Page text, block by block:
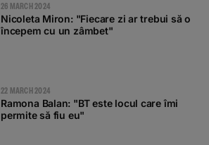
26 MARCH 2024
Nicoleta Miron: "Fiecare zi ar trebui să o
începem cu un zâmbet"
22 MARCH 2024
Ramona Balan: "BT este locul care îmi
permite să fiu eu"